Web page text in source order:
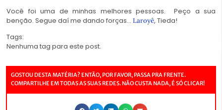
Você foi uma de minhas melhores pessoas. Peço a sua
benção. Segue daí me dando forças… Laroyê, Tieda!
Tags:
Nenhuma tag para este post.
GOSTOU DESTA MATÉRIA? ENTÃO, POR FAVOR, PASSA PRA FRENTE.
COMPARTILHE EM TODAS AS SUAS REDES. NÃO CUSTA NADA, É SÓ CLICAR!